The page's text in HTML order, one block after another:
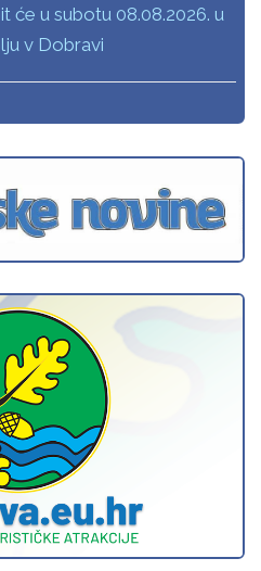
će u subotu 08.08.2026. u
v Dobravi